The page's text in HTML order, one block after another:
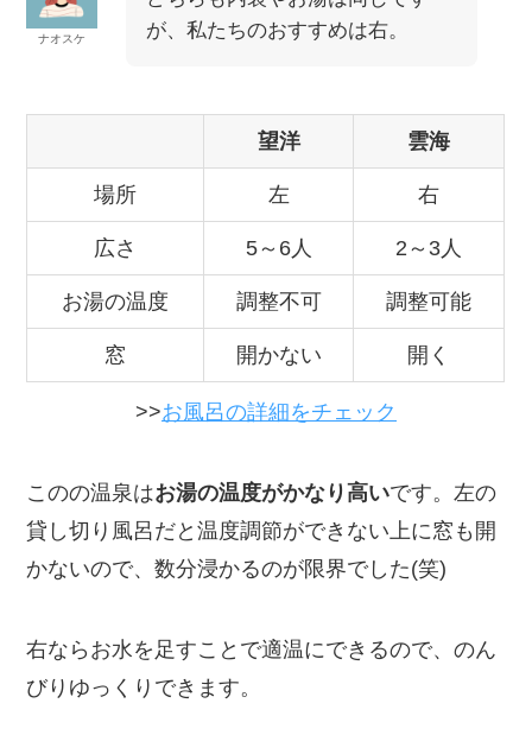
ナオスケ
が、私たちのおすすめは右。
望洋 雲海
場所 左 右
広さ 5～6人 2～3人
お湯の温度 調整不可 調整可能
窓 開かない 開く
>>お風呂の詳細をチェック
このの温泉はお湯の温度がかなり高いです。左の
貸し切り風呂だと温度調節ができない上に窓も開
かないので、数分浸かるのが限界でした(笑)
右ならお水を足すことで適温にできるので、のん
びりゆっくりできます。